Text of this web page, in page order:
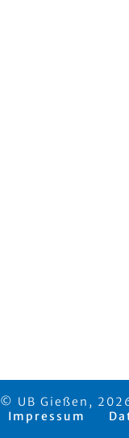
© UB Gießen,
Impressum